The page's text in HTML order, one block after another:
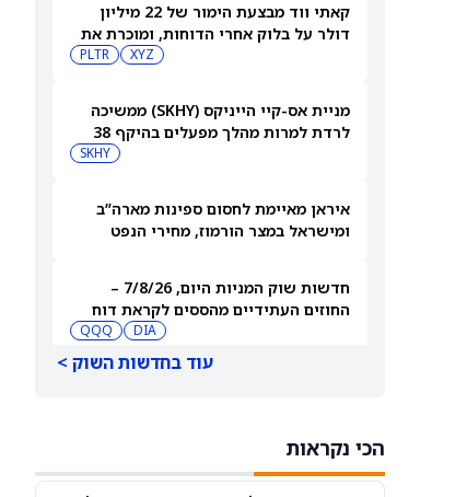
קאתי ווד מבצעת הימור של 22 מיליון
דולר על בלוק אחרי הדוחות, ומוכרת את
XYZ
PLTR
מניית אס-קיי הייניקס (SKHY) ממשיכה
לרדת למרות מהלך מפעלים בהיקף 38
מיליארד דולר להגדלת קיבולת השבבים
SKHY
איראן מאיימת לחסום ספינות מארה”ב
ומישראל במצר הורמוז, מחירי הנפט
חדשות שוק המניות היום, 7/8/26 –
החוזים העתידיים מהססים לקראת דוח
DIA
QQQ
מאנדיי: בעלי המניות אישרו הכפלת שכר
עוד בחדשות השוק >
הכי נקראות